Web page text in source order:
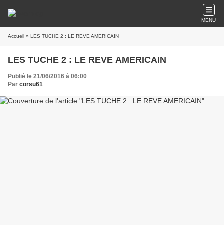
MENU
Accueil » LES TUCHE 2 : LE REVE AMERICAIN
LES TUCHE 2 : LE REVE AMERICAIN
Publié le 21/06/2016 à 06:00
Par corsu61